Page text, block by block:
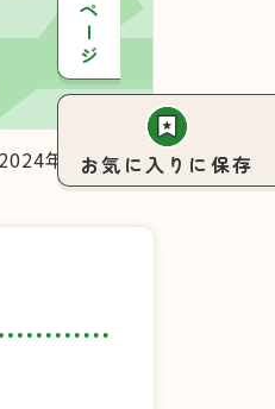
お気に入りに保存
2024年08月06日